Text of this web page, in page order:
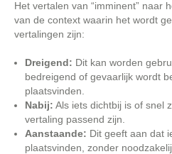
Het vertalen van “imminent” naar
van de context waarin het wordt
vertalingen zijn:
Dreigend: Dit kan worden
bedreigend of gevaarlijk wordt
plaatsvinden.
Nabij: Als iets dichtbij is of snel
vertaling passend zijn.
Aanstaande: Dit geeft aan dat
plaatsvinden, zonder